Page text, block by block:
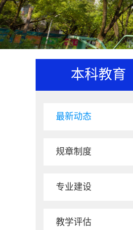
本科教育
最新动态
规章制度
专业建设
教学评估